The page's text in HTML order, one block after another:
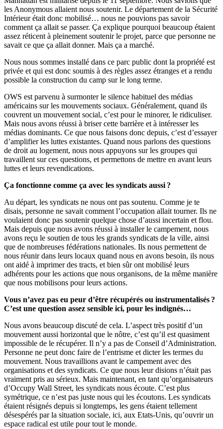
les Anonymous allaient nous soutenir. Le département de la Sécurité
Intérieur était donc mobilisé… nous ne pouvions pas savoir
comment ça allait se passer. Ça explique pourquoi beaucoup étaient
assez réticent à pleinement soutenir le projet, parce que personne ne
savait ce que ça allait donner. Mais ça a marché.
Nous nous sommes installé dans ce parc public dont la propriété est
privée et qui est donc soumis à des règles assez étranges et a rendu
possible la construction du camp sur le long terme.
OWS est parvenu à surmonter le silence habituel des médias
américains sur les mouvements sociaux. Généralement, quand ils
couvrent un mouvement social, c’est pour le minorer, le ridiculiser.
Mais nous avons réussi à briser cette barrière et à intéresser les
médias dominants. Ce que nous faisons donc depuis, c’est d’essayer
d’amplifier les luttes existantes. Quand nous parlons des questions
de droit au logement, nous nous appuyons sur les groupes qui
travaillent sur ces questions, et permettons de mettre en avant leurs
luttes et leurs revendications.
Ça fonctionne comme ça avec les syndicats aussi ?
Au départ, les syndicats ne nous ont pas soutenu. Comme je te
disais, personne ne savait comment l’occupation allait tourner. Ils ne
voulaient donc pas soutenir quelque chose d’aussi incertain et flou.
Mais depuis que nous avons réussi à installer le campement, nous
avons reçu le soutien de tous les grands syndicats de la ville, ainsi
que de nombreuses fédérations nationales. Ils nous permettent de
nous réunir dans leurs locaux quand nous en avons besoin, ils nous
ont aidé à imprimer des tracts, et bien sûr ont mobilisé leurs
adhérents pour les actions que nous organisons, de la même manière
que nous mobilisons pour leurs actions.
Vous n’avez pas eu peur d’être récupérés ou instrumentalisés ?
C’est une question assez sensible ici, pour les indignés…
Nous avons beaucoup discuté de cela. L’aspect très positif d’un
mouvement aussi horizontal que le nôtre, c’est qu’il est quasiment
impossible de le récupérer. Il n’y a pas de Conseil d’Administration.
Personne ne peut donc faire de l’entrisme et dicter les termes du
mouvement. Nous travaillions avant le campement avec des
organisations et des syndicats. Ce que nous leur disions n’était pas
vraiment pris au sérieux. Mais maintenant, en tant qu’organisateurs
d’Occupy Wall Street, les syndicats nous écoute. C’est plus
symétrique, ce n’est pas juste nous qui les écoutons. Les syndicats
étaient résignés depuis si longtemps, les gens étaient tellement
désespérés par la situation sociale, ici, aux Etats-Unis, qu’ouvrir un
espace radical est utile pour tout le monde.